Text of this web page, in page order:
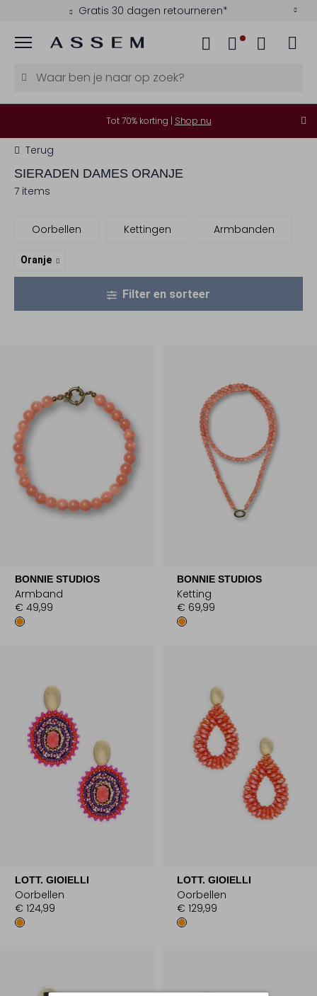
Gratis 30 dagen retourneren*
Menu
Tot 70% korting | Shop nu
Terug
SIERADEN DAMES ORANJE
7 items
Oorbellen Kettingen Armbanden
Oranje
Filter en sorteer
BONNIE STUDIOS
Armband
€ 49,99
BONNIE STUDIOS
Ketting
€ 69,99
LOTT. GIOIELLI
Oorbellen
€ 124,99
LOTT. GIOIELLI
Oorbellen
€ 129,99